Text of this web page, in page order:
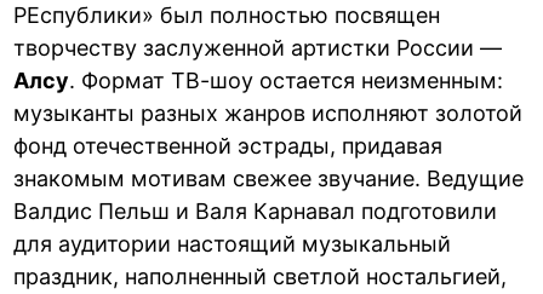
РЕспублики» был полностью посвящен
творчеству заслуженной артистки России —
Алсу. Формат ТВ-шоу остается неизменным:
музыканты разных жанров исполняют золотой
фонд отечественной эстрады, придавая
знакомым мотивам свежее звучание. Ведущие
Валдис Пельш и Валя Карнавал подготовили
для аудитории настоящий музыкальный
праздник, наполненный светлой ностальгией,